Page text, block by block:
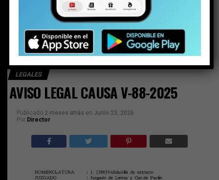
ESTO PODRÍA GUSTARTE
LEGALES
AVISO LEGAL CAUSA V-88-2025
Publicado 2 meses atrás en Junio 23, 2026
Por Director